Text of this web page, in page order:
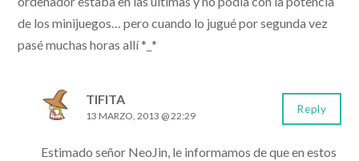
de los minijuegos… pero cuando lo jugué por segunda vez
pasé muchas horas allí *_*
TIFITA
13 MARZO, 2013 @ 22:29
Estimado señor NeoJin, le informamos de que en estos
Reply